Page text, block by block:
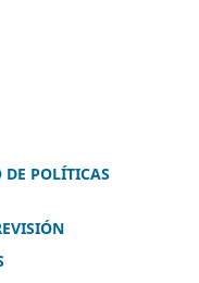
POLÍTICAS